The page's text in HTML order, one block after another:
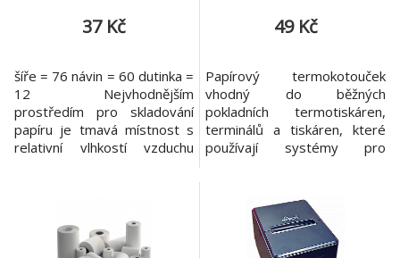
37 Kč
šíře = 76 návin = 60 dutinka =
12 Nejvhodnějším
prostředím pro skladování
papíru je tmavá místnost s
relativní vlhkostí vzduchu
podmínek: - bez styku s PVC
fólií, - bez přímého působení
denního a umělého osvětlení.
49 Kč
Papírový termokotouček
vhodný do běžných
pokladních termotiskáren,
terminálů a tiskáren, které
používají systémy pro
pro všechny typy
termotiskáren, stačí vybrat
správné rozměry kotoučku.
šířka 110 mm průměr 45 mm